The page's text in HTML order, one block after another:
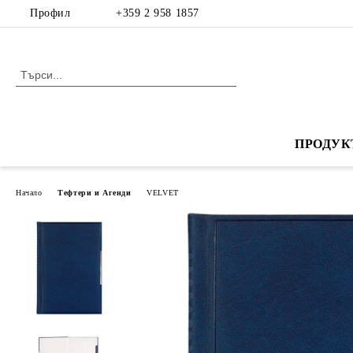
Профил +359 2 958 1857
Начало Тефтери и Агенди VELVET